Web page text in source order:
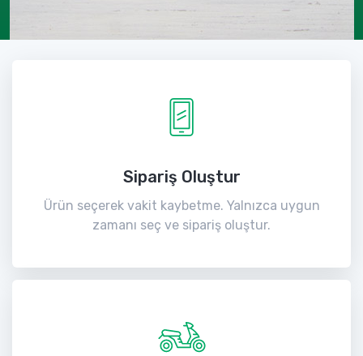
Sipariş Oluştur
Ürün seçerek vakit kaybetme. Yalnızca uygun
zamanı seç ve sipariş oluştur.